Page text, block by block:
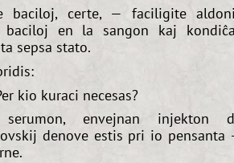
baciloj, certe, — faciligite
en la sangon kaj
sepsa stato.
kio kuraci necesas?
envejnan injekton
denove estis pri io pensanta